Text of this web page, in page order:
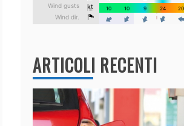
ARTICOLI RECENTI